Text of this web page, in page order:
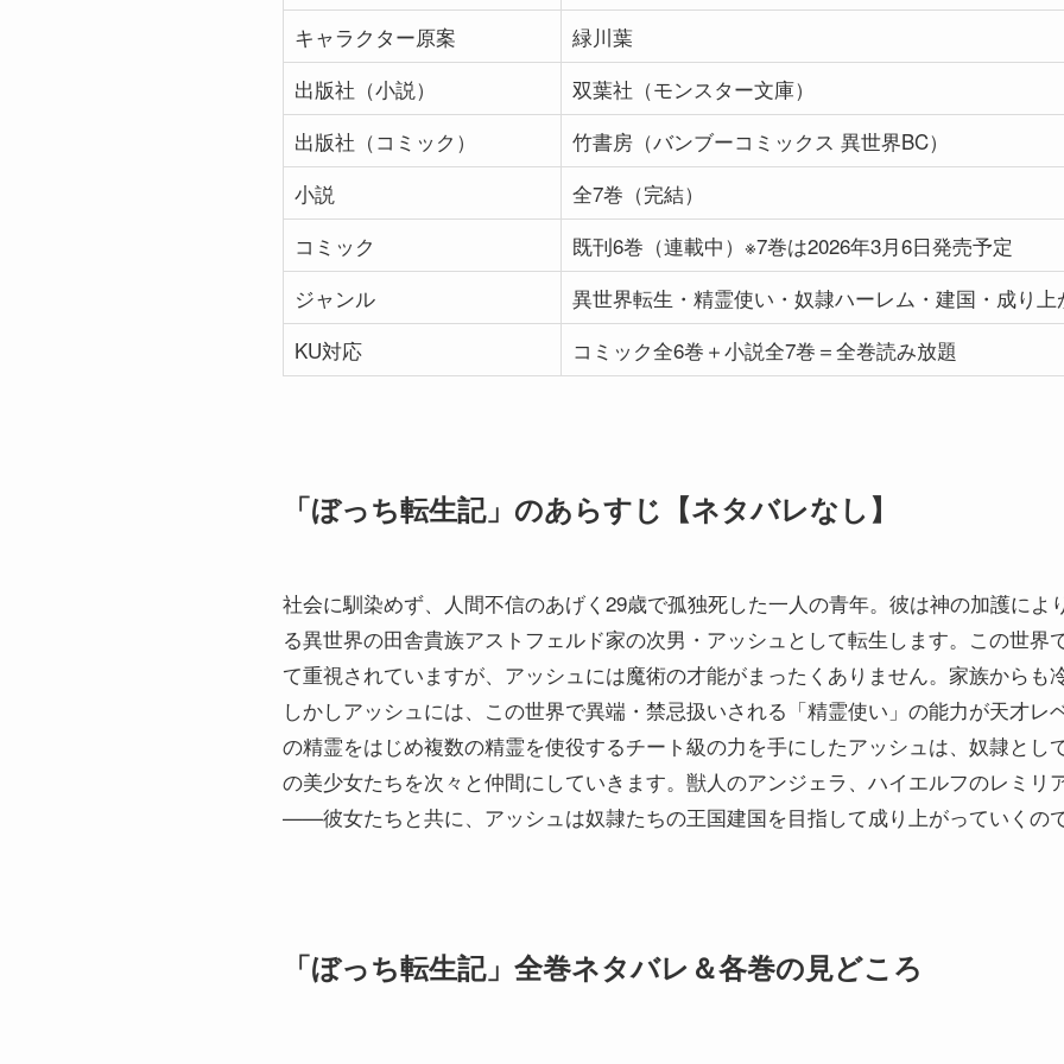
キャラクター原案
緑川葉
出版社（小説）
双葉社（モンスター文庫）
出版社（コミック）
竹書房（バンブーコミックス 異世界BC）
小説
全7巻（完結）
コミック
既刊6巻（連載中）※7巻は2026年3月6日発売予定
ジャンル
異世界転生・精霊使い・奴隷ハーレム・建国・成り上
KU対応
コミック全6巻＋小説全7巻＝全巻読み放題
「ぼっち転生記」のあらすじ【ネタバレなし】
社会に馴染めず、人間不信のあげく29歳で孤独死した一人の青年。彼は神の加護によ
る異世界の田舎貴族アストフェルド家の次男・アッシュとして転生します。この世界
て重視されていますが、アッシュには魔術の才能がまったくありません。家族からも
しかしアッシュには、この世界で異端・禁忌扱いされる「精霊使い」の能力が天才レ
の精霊をはじめ複数の精霊を使役するチート級の力を手にしたアッシュは、奴隷とし
の美少女たちを次々と仲間にしていきます。獣人のアンジェラ、ハイエルフのレミリ
——彼女たちと共に、アッシュは奴隷たちの王国建国を目指して成り上がっていくの
「ぼっち転生記」全巻ネタバレ＆各巻の見どころ